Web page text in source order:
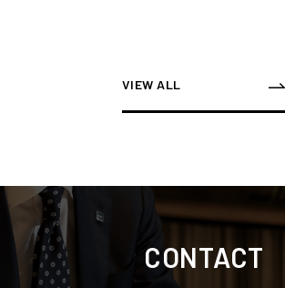
VIEW ALL
CONTACT